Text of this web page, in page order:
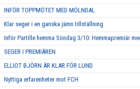
INFÖR TOPPMÖTET MED MÖLNDAL
Klar seger i en ganska jämn tillställning
Inför Partille hemma Söndag 3/10: Hemmapremiär
SEGER I PREMIÄREN
ELLIOT BJÖRN ÄR KLAR FÖR LUND
Nyttiga erfarenheter mot FCH